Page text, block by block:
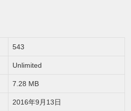
543
Unlimited
7.28 MB
2016年9月13日